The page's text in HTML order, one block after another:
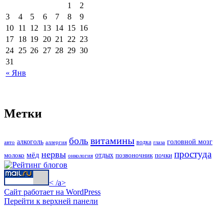
« Янв
1
2
3
4 5 6 7 8
9
10 11 12 13 14 15 16
17 18 19 20 21 22 23
24 25 26 27 28 29 30
31
Метки
авто алкоголь аллергия боль витамины водка глаза головной мозг
молоко мёд нервы онкология отдых позвоночник почки простуда
< /a>
Сайт работает на WordPress
Перейти к верхней панели